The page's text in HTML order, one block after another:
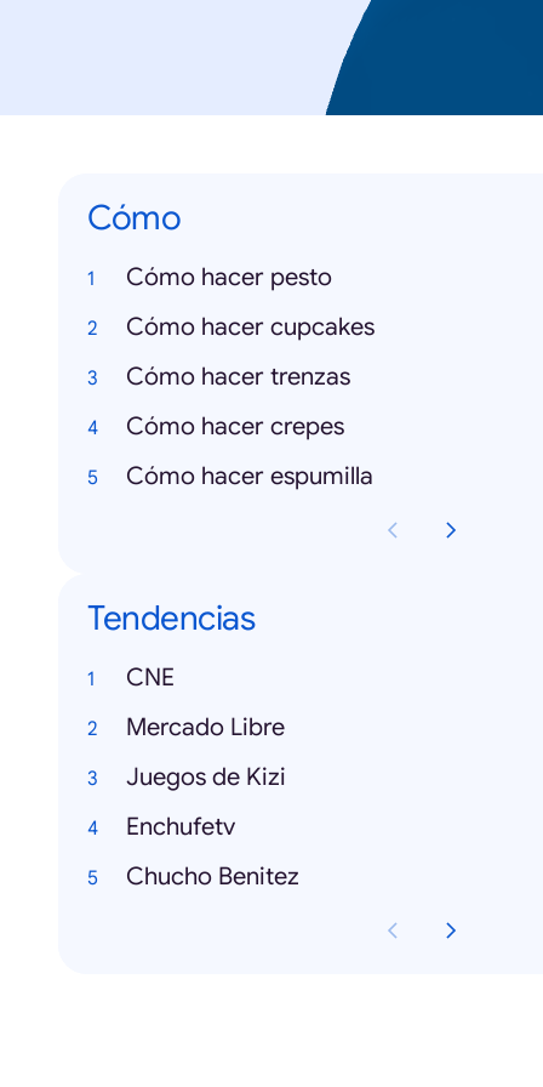
Cómo
Cómo hacer pesto
Cómo hacer cupcakes
Cómo hacer trenzas
Cómo hacer crepes
Cómo hacer espumilla
Tendencias
CNE
Mercado Libre
Juegos de Kizi
Enchufetv
Chucho Benitez